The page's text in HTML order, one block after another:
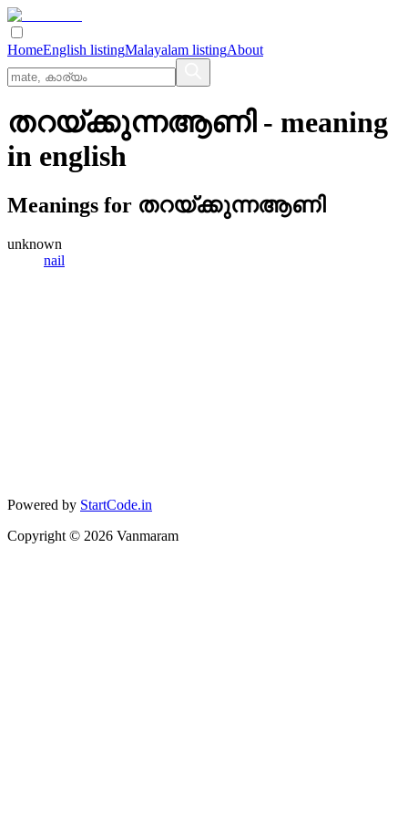
HomeEnglish listingMalayalam listingAbout
തറയ്‌ക്കുന്നആണി- meaning
in english
Meanings for തറയ്‌ക്കുന്നആണി
unknown
nail
Powered by StartCode.in
Copyright © 2026 Vanmaram